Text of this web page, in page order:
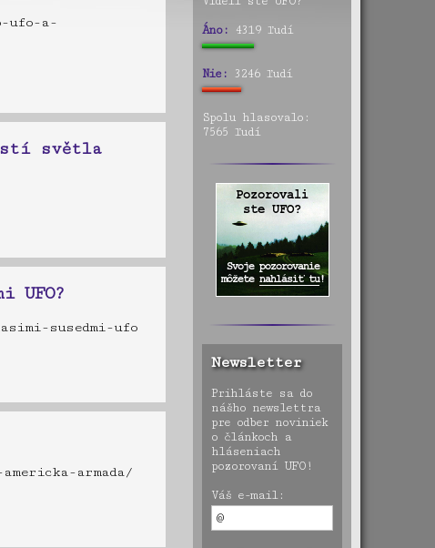
ufo-a-
světla
susedmi-ufo
armada/
Áno: 4319 ľudí
Nie: 3246 ľudí
Spolu hlasovalo:
7565 ľudí
Newsletter
Prihláste sa do
nášho newslettra
pre odber noviniek
o článkoch a
hláseniach
pozorovaní UFO!
Váš e-mail: